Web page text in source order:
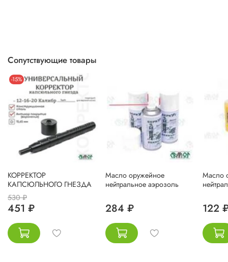
Сопутствующие товары
-15%
КОРРЕКТОР
КАПСЮЛЬНОГО ГНЕЗДА
530 ₽
451 ₽
Масло оружейное
нейтральное аэрозоль
284 ₽
Масло
122